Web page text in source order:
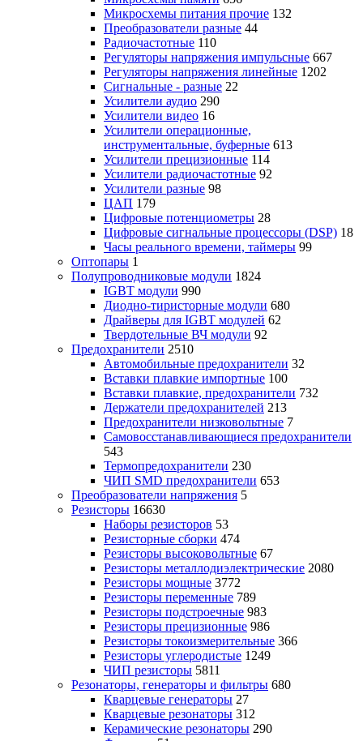
Микросхемы питания прочие 132
Преобразователи разные 44
Радиочастотные 110
Регуляторы напряжения импульсные 667
Регуляторы напряжения линейные 1202
Сигнальные - разные 22
Усилители аудио 290
Усилители видео 16
Усилители операционные,
инструментальные, буферные 613
Усилители прецизионные 114
Усилители радиочастотные 92
Усилители разные 98
ЦАП 179
Цифровые потенциометры 28
Цифровые сигнальные процессоры (DSP) 18
Часы реального времени, таймеры 99
Оптопары 1
Полупроводниковые модули 1824
IGBT модули 990
Диодно-тиристорные модули 680
Драйверы для IGBT модулей 62
Твердотельные ВЧ модули 92
Предохранители 2510
Автомобильные предохранители 32
Вставки плавкие импортные 100
Вставки плавкие, предохранители 732
Держатели предохранителей 213
Предохранители низковольтные 7
Самовосстанавливающиеся предохранители
543
Термопредохранители 230
ЧИП SMD предохранители 653
Преобразователи напряжения 5
Резисторы 16630
Наборы резисторов 53
Резисторные сборки 474
Резисторы высоковольтные 67
Резисторы металлодиэлектрические 2080
Резисторы мощные 3772
Резисторы переменные 789
Резисторы подстроечные 983
Резисторы прецизионные 986
Резисторы токоизмерительные 366
Резисторы углеродистые 1249
ЧИП резисторы 5811
Резонаторы, генераторы и фильтры 680
Кварцевые генераторы 27
Кварцевые резонаторы 312
Керамические резонаторы 290